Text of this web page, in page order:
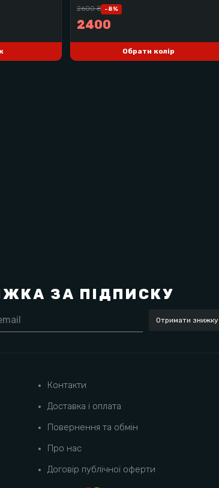
2600₴ -8%
2400
Обрати колір
ЗА ПІДПИСКУ
Отримати знижку
Контакти
Доставка і оплата
Повернення та обмін
Про нас
Договір публічної оферти